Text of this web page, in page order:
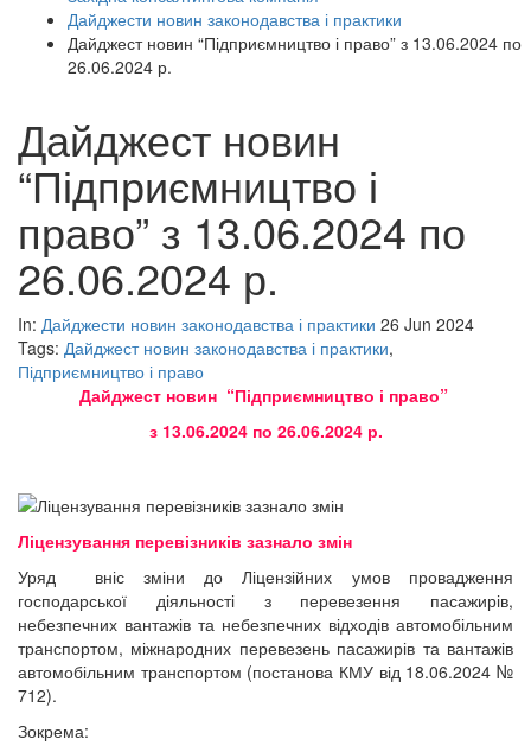
Дайджести новин законодавства і практики
Дайджест новин “Підприємництво і право” з 13.06.2024 по
26.06.2024 р.
Дайджест новин
“Підприємництво і
право” з 13.06.2024 по
26.06.2024 р.
In: Дайджести новин законодавства і практики 26 Jun 2024
Tags: Дайджест новин законодавства і практики,
Підприємництво і право
Дайджест новин “Підприємництво і право”
з 13.06.2024 по 26.06.2024 р.
Ліцензування перевізників зазнало змін
Уряд вніс зміни до Ліцензійних умов провадження
господарської діяльності з перевезення пасажирів,
небезпечних вантажів та небезпечних відходів автомобільним
транспортом, міжнародних перевезень пасажирів та вантажів
автомобільним транспортом (постанова КМУ від 18.06.2024 №
712).
Зокрема: